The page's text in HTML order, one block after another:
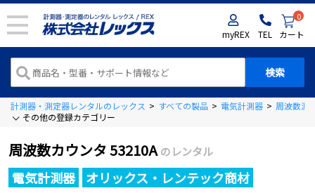
myREX TEL
0
カート
計測器・測定器レンタルのレックス > すべての製品 > 電気計測器 > 周波数測
その他の登録カテゴリー
周波数カウンタ 53210A のレンタル
電気計測器 オリックス・レンテック商材